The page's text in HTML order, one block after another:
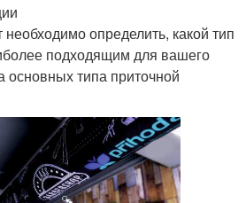
определить, какой тип
подходящим для вашего
типа приточной